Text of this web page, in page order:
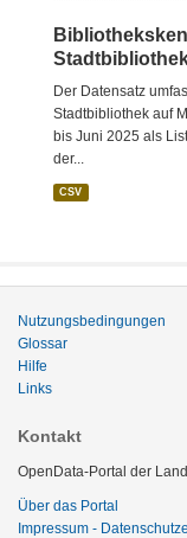
Der Datensatz
Stadtbibliothek auf
bis Juni 2025 als
der...
CSV
Nutzungsbedingungen
Glossar
Hilfe
Links
Kontakt
OpenData-Portal der
Über das Portal
Impressum -